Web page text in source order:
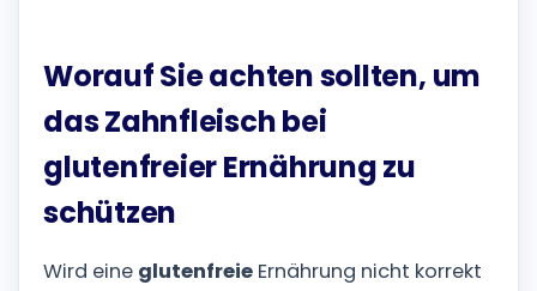
Worauf Sie achten sollten, um
das Zahnfleisch bei
glutenfreier Ernährung zu
schützen
Wird eine glutenfreie Ernährung nicht korrekt